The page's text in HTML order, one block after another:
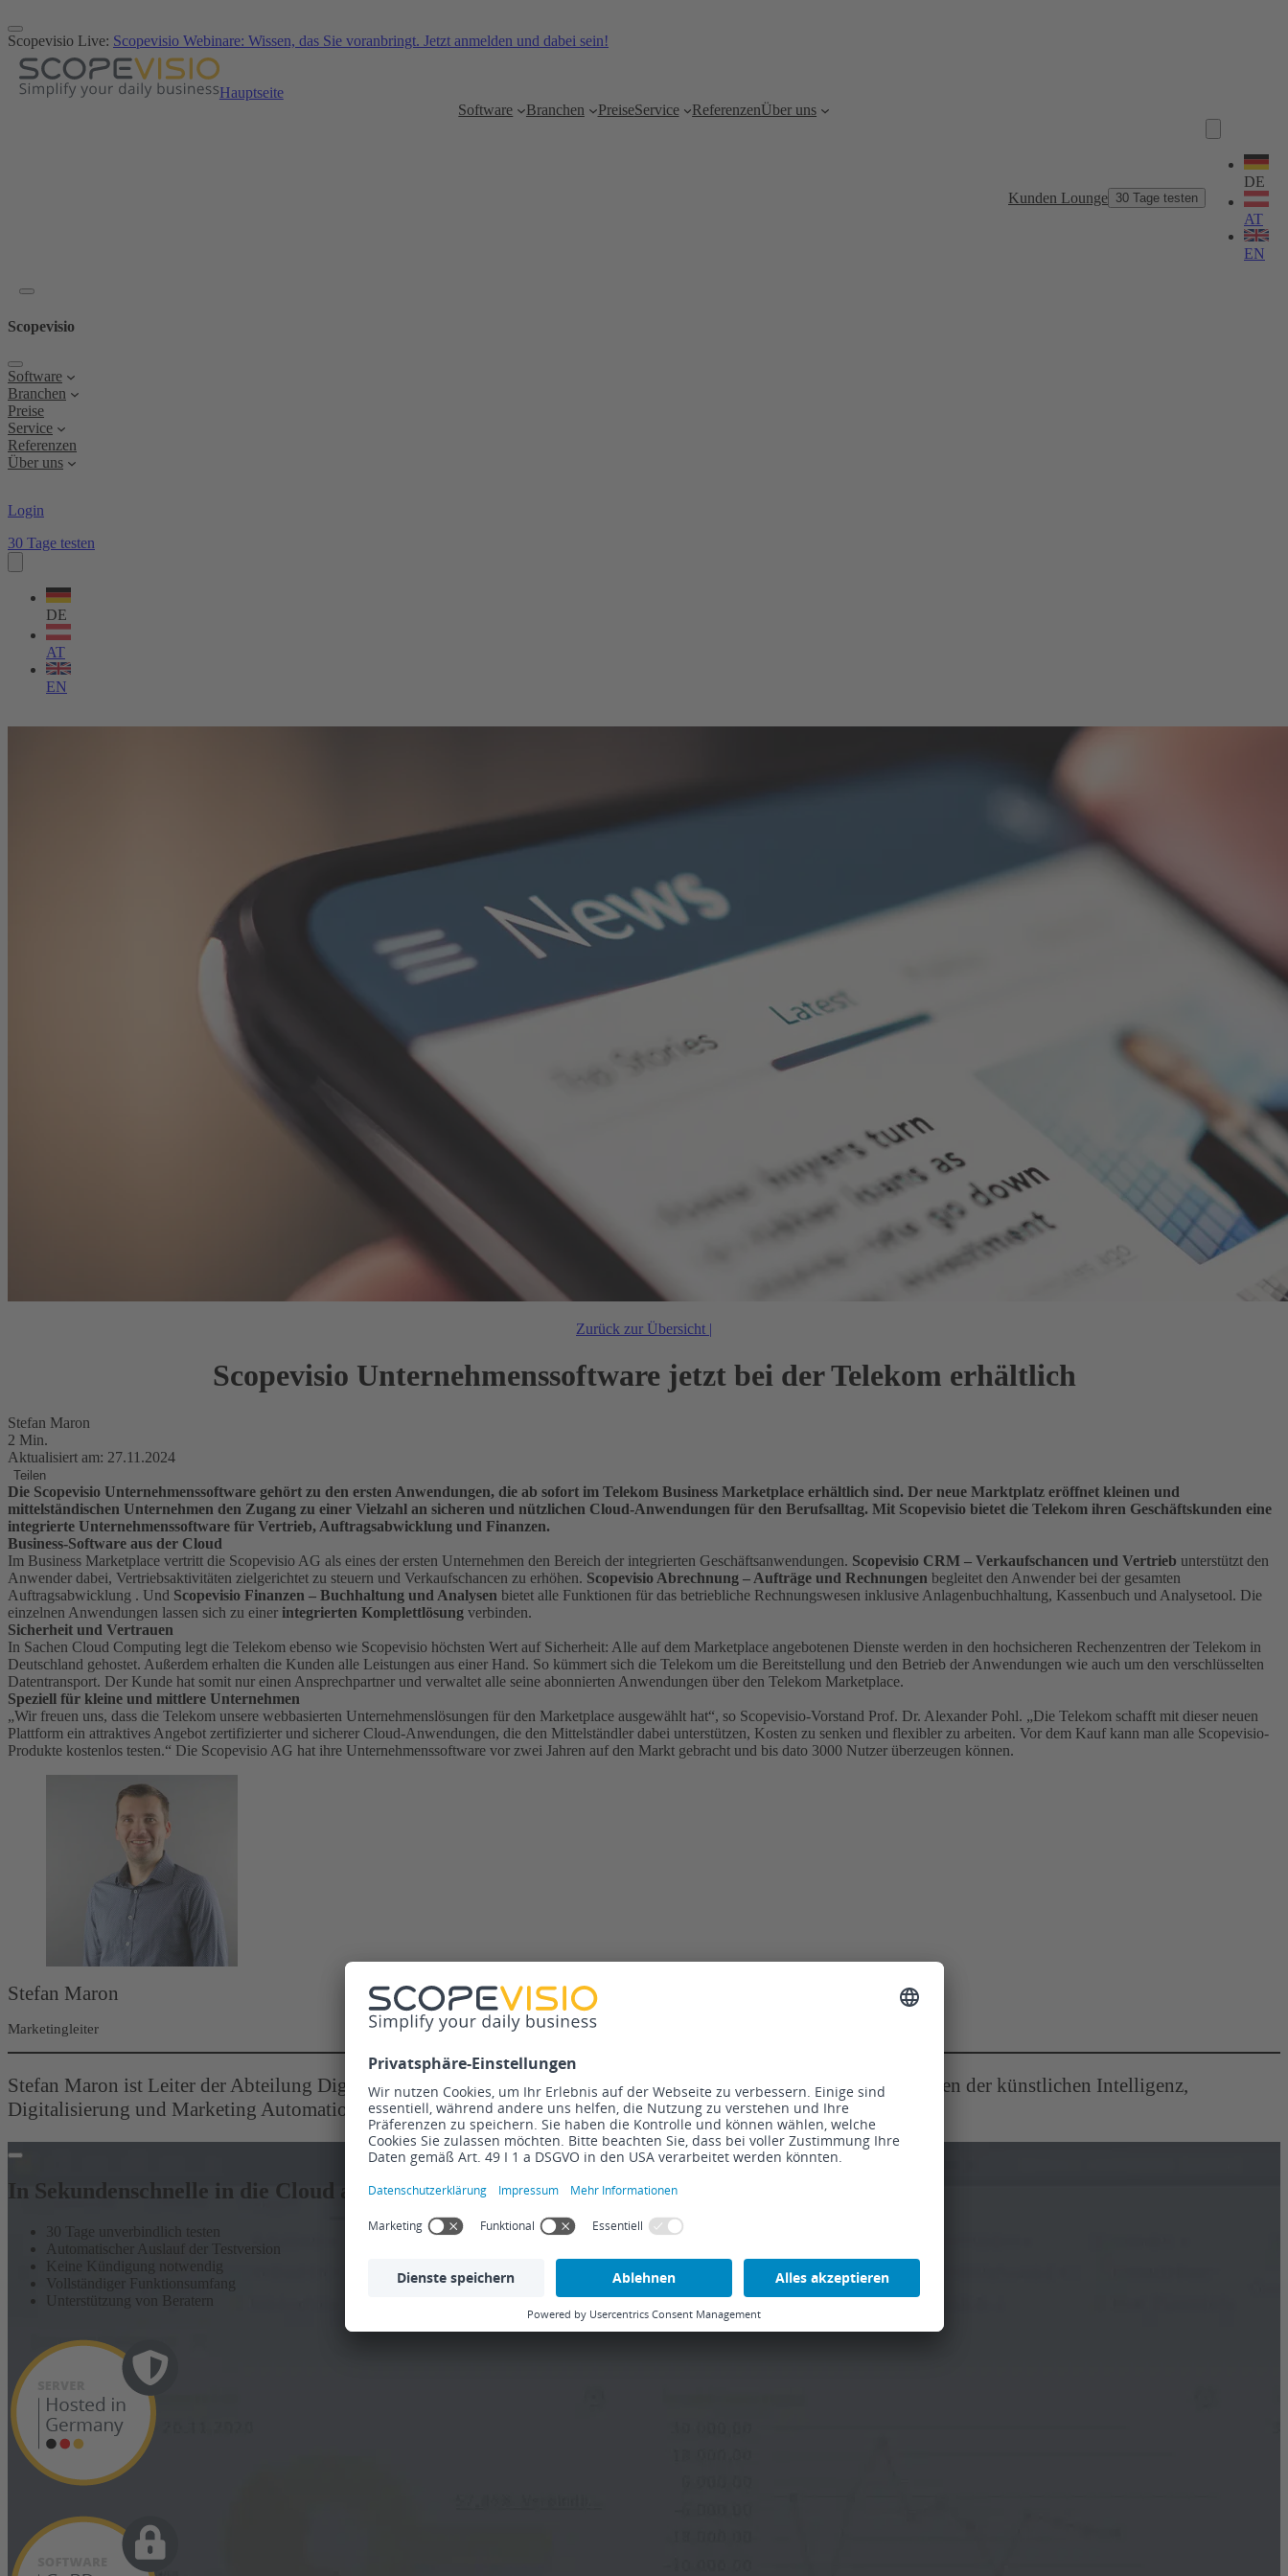
Zum
Inhalt
springen
Scopevisio Live: Scopevisio Webinare: Wissen, das Sie voranbringt. Jetzt anmelden und dabei sein!
Hauptseite
Software
Branchen PreiseService ReferenzenÜber uns
Kunden Lounge 30 Tage testen
Sprache
wählen
DE
AT
EN
Scopevisio
Software
Branchen
Preise
Service
Referenzen
Über uns
Login
30 Tage testen
Sprache
wählen
DE
AT
EN
Zurück zur Übersicht |
Scopevisio Unternehmenssoftware jetzt bei der Telekom erhältlich
Stefan Maron
2 Min.
Aktualisiert am: 27.11.2024
Teilen
Die Scopevisio Unternehmenssoftware gehört zu den ersten Anwendungen, die ab sofort im Telekom Business Marketplace erhältlich sind. Der neue Marktplatz eröffnet kleinen und
mittelständischen Unternehmen den Zugang zu einer Vielzahl an sicheren und nützlichen Cloud-Anwendungen für den Berufsalltag. Mit Scopevisio bietet die Telekom ihren Geschäftskunden eine
integrierte Unternehmenssoftware für Vertrieb, Auftragsabwicklung und Finanzen.
Business-Software aus der Cloud
Im Business Marketplace vertritt die Scopevisio AG als eines der ersten Unternehmen den Bereich der integrierten Geschäftsanwendungen. Scopevisio CRM – Verkaufschancen und Vertrieb unterstützt den
Anwender dabei, Vertriebsaktivitäten zielgerichtet zu steuern und Verkaufschancen zu erhöhen. Scopevisio Abrechnung – Aufträge und Rechnungen begleitet den Anwender bei der gesamten
Auftragsabwicklung . Und Scopevisio Finanzen – Buchhaltung und Analysen bietet alle Funktionen für das betriebliche Rechnungswesen inklusive Anlagenbuchhaltung, Kassenbuch und Analysetool. Die
einzelnen Anwendungen lassen sich zu einer integrierten Komplettlösung verbinden.
Sicherheit und Vertrauen
In Sachen Cloud Computing legt die Telekom ebenso wie Scopevisio höchsten Wert auf Sicherheit: Alle auf dem Marketplace angebotenen Dienste werden in den hochsicheren Rechenzentren der Telekom in
Deutschland gehostet. Außerdem erhalten die Kunden alle Leistungen aus einer Hand. So kümmert sich die Telekom um die Bereitstellung und den Betrieb der Anwendungen wie auch um den verschlüsselten
Datentransport. Der Kunde hat somit nur einen Ansprechpartner und verwaltet alle seine abonnierten Anwendungen über den Telekom Marketplace.
Speziell für kleine und mittlere Unternehmen
„Wir freuen uns, dass die Telekom unsere webbasierten Unternehmenslösungen für den Marketplace ausgewählt hat“, so Scopevisio-Vorstand Prof. Dr. Alexander Pohl. „Die Telekom schafft mit dieser neuen
Plattform ein attraktives Angebot zertifizierter und sicherer Cloud-Anwendungen, die den Mittelständler dabei unterstützen, Kosten zu senken und flexibler zu arbeiten. Vor dem Kauf kann man alle Scopevisio-
Produkte kostenlos testen.“ Die Scopevisio AG hat ihre Unternehmenssoftware vor zwei Jahren auf den Markt gebracht und bis dato 3000 Nutzer überzeugen können.
Stefan Maron
Marketingleiter
Stefan Maron ist Leiter der Abteilung Digital Marketing bei der Scopevisio. Sein Schwerpunkt liegt in den Bereichen der künstlichen Intelligenz,
Digitalisierung und Marketing Automation.
In Sekundenschnelle in die Cloud abheben
30 Tage unverbindlich testen
Automatischer Auslauf der Testversion
Keine Kündigung notwendig
Vollständiger Funktionsumfang
Unterstützung von Beratern